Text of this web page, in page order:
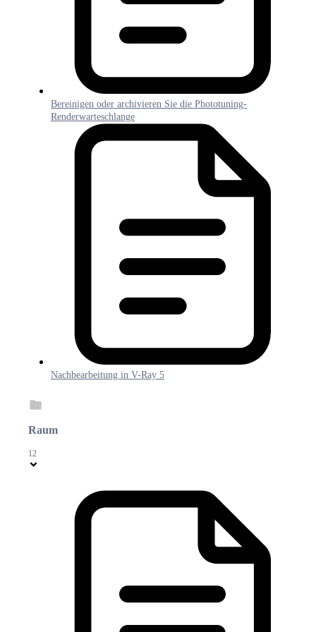
Bereinigen oder archivieren Sie die Phototuning-
Renderwarteschlange
Nachbearbeitung in V-Ray 5
Raum
12